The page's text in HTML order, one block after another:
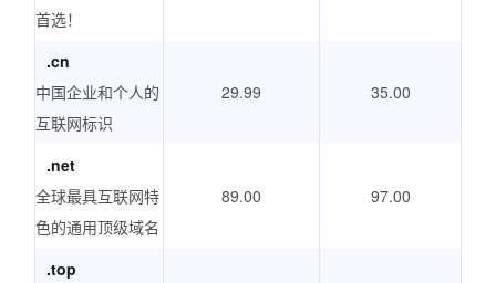
首选！
.cn
中国企业和个人的
互联网标识
29.99 35.00
.net
全球最具互联网特
色的通用顶级域名
89.00 97.00
.top